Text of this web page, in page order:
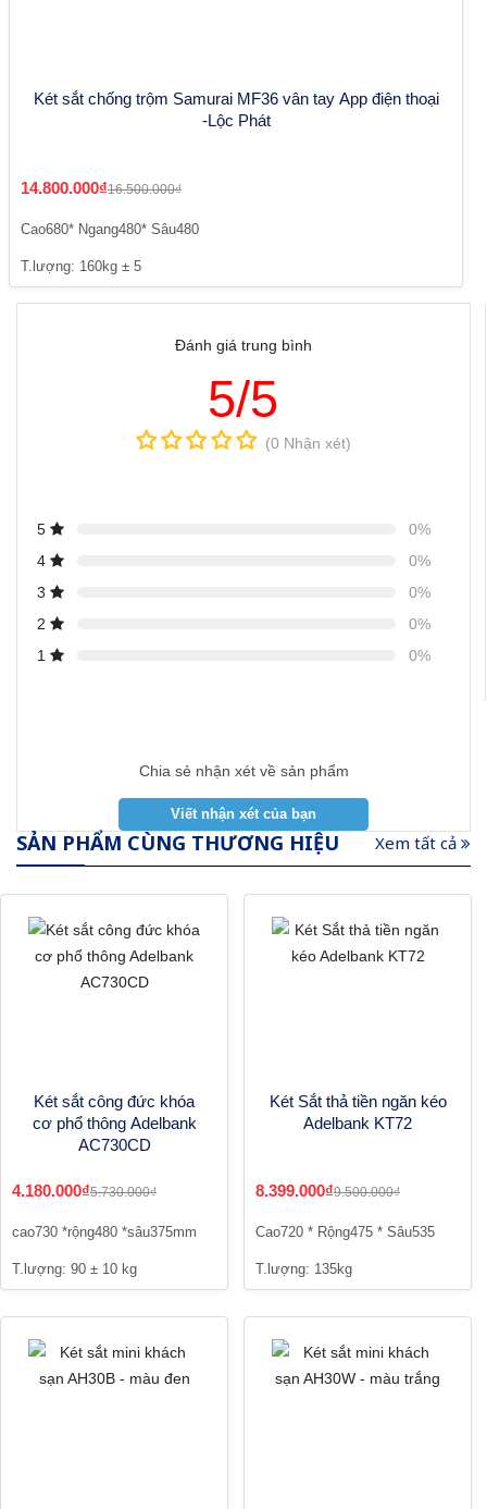
Két sắt chống trộm Samurai MF36 vân tay App điện thoại
-Lộc Phát
14.800.000₫16.500.000₫
Cao680* Ngang480* Sâu480
T.lượng: 160kg ± 5
Đánh giá trung bình
5/5
(0 Nhận xét)
5
0%
4
0%
3
0%
2
0%
1
0%
Chia sẻ nhận xét về sản phẩm
SẢN PHẨM CÙNG THƯƠNG HIỆU Xem tất cả
Két sắt công đức khóa
cơ phổ thông Adelbank
AC730CD
4.180.000₫5.730.000₫
cao730 *rộng480 *sâu375mm
T.lượng: 90 ± 10 kg
Két Sắt thả tiền ngăn kéo
Adelbank KT72
8.399.000₫9.500.000₫
Cao720 * Rộng475 * Sâu535
T.lượng: 135kg